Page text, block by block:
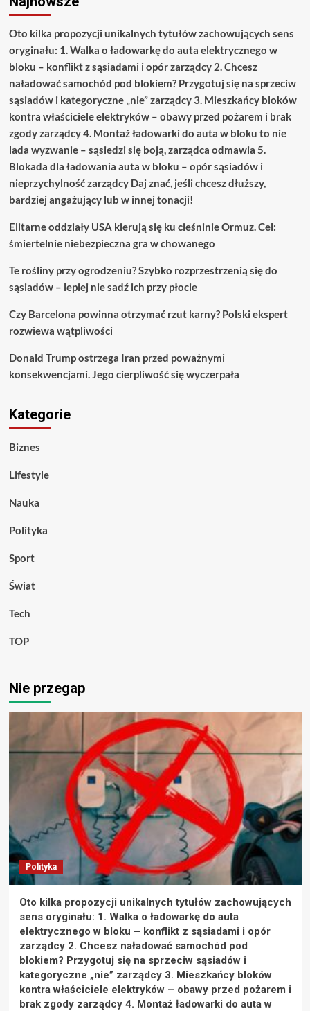
Oto kilka propozycji unikalnych tytułów zachowujących sens
oryginału: 1. Walka o ładowarkę do auta elektrycznego w
bloku – konflikt z sąsiadami i opór zarządcy 2. Chcesz
naładować samochód pod blokiem? Przygotuj się na sprzeciw
sąsiadów i kategoryczne „nie” zarządcy 3. Mieszkańcy bloków
kontra właściciele elektryków – obawy przed pożarem i brak
zgody zarządcy 4. Montaż ładowarki do auta w bloku to nie
lada wyzwanie – sąsiedzi się boją, zarządca odmawia 5.
Blokada dla ładowania auta w bloku – opór sąsiadów i
nieprzychylność zarządcy Daj znać, jeśli chcesz dłuższy,
bardziej angażujący lub w innej tonacji!
Elitarne oddziały USA kierują się ku cieśninie Ormuz. Cel:
śmiertelnie niebezpieczna gra w chowanego
Te rośliny przy ogrodzeniu? Szybko rozprzestrzenią się do
sąsiadów – lepiej nie sadź ich przy płocie
Czy Barcelona powinna otrzymać rzut karny? Polski ekspert
rozwiewa wątpliwości
Donald Trump ostrzega Iran przed poważnymi
konsekwencjami. Jego cierpliwość się wyczerpała
Kategorie
Biznes
Lifestyle
Nauka
Polityka
Sport
Świat
Tech
TOP
Nie przegap
Polityka
Oto kilka propozycji unikalnych tytułów zachowujących
sens oryginału: 1. Walka o ładowarkę do auta
elektrycznego w bloku – konflikt z sąsiadami i opór
zarządcy 2. Chcesz naładować samochód pod
blokiem? Przygotuj się na sprzeciw sąsiadów i
kategoryczne „nie” zarządcy 3. Mieszkańcy bloków
kontra właściciele elektryków – obawy przed pożarem i
brak zgody zarządcy 4. Montaż ładowarki do auta w